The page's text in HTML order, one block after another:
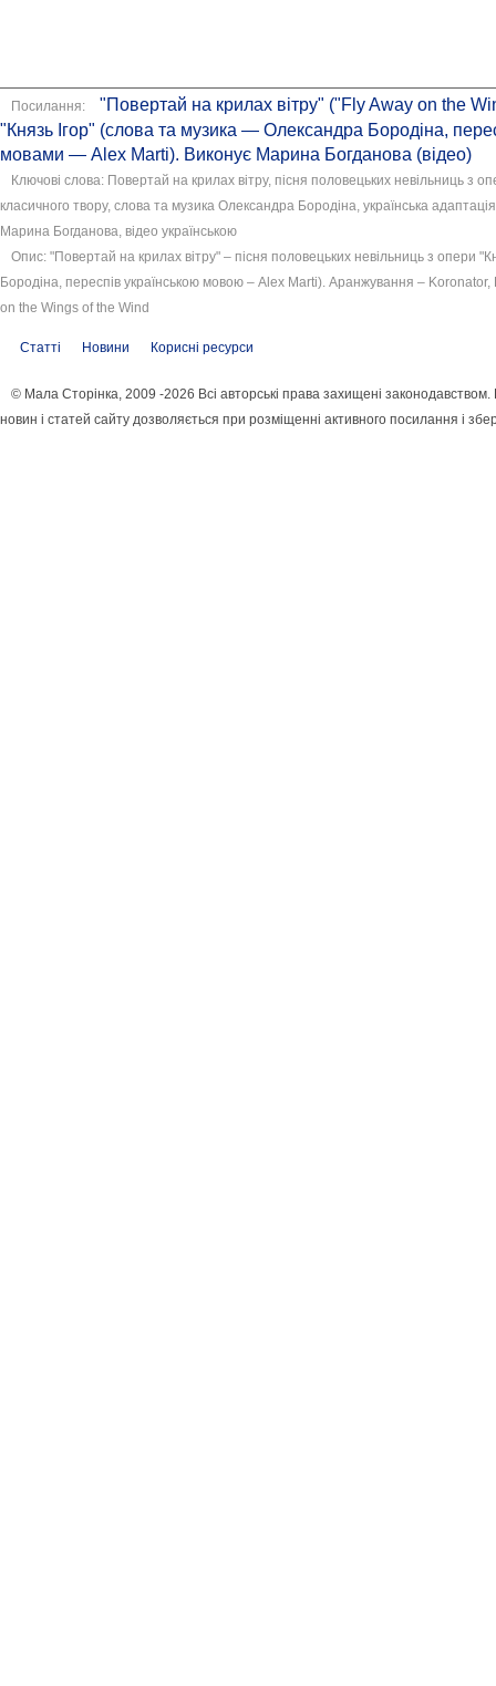
Посилання:
"Повертай на крилах вітру" ("Fly Away on the
"Князь Ігор" (слова та музика — Олександра Бородіна,
мовами — Alex Marti). Виконує Марина Богданова (відео)
Ключові слова: Повертай на крилах вітру, пісня половецьких невільниць з
класичного твору, слова та музика Олександра Бородіна, українська
Марина Богданова, відео українською
Опис: "Повертай на крилах вітру" – пісня половецьких невільниць з опери
Бородіна, переспів українською мовою – Alex Marti). Аранжування –
on the Wings of the Wind
Статті Новини Корисні ресурси
© Мала Сторінка, 2009 -2026 Всі авторські права захищені
новин і статей сайту дозволяється при розміщенні активного посилання і